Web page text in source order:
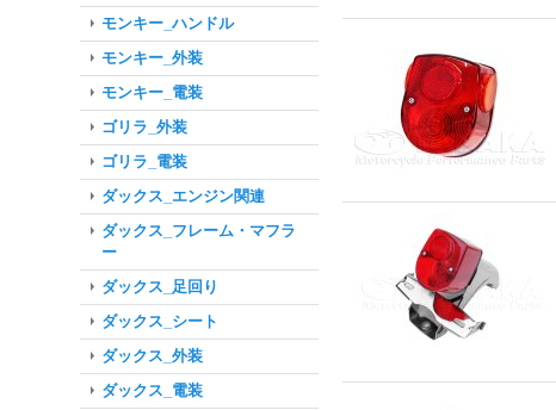
モンキー_ハンドル
モンキー_外装
モンキー_電装
ゴリラ_外装
ゴリラ_電装
ダックス_エンジン関連
ダックス_フレーム・マフラ
ー
ダックス_足回り
ダックス_シート
ダックス_外装
ダックス_電装